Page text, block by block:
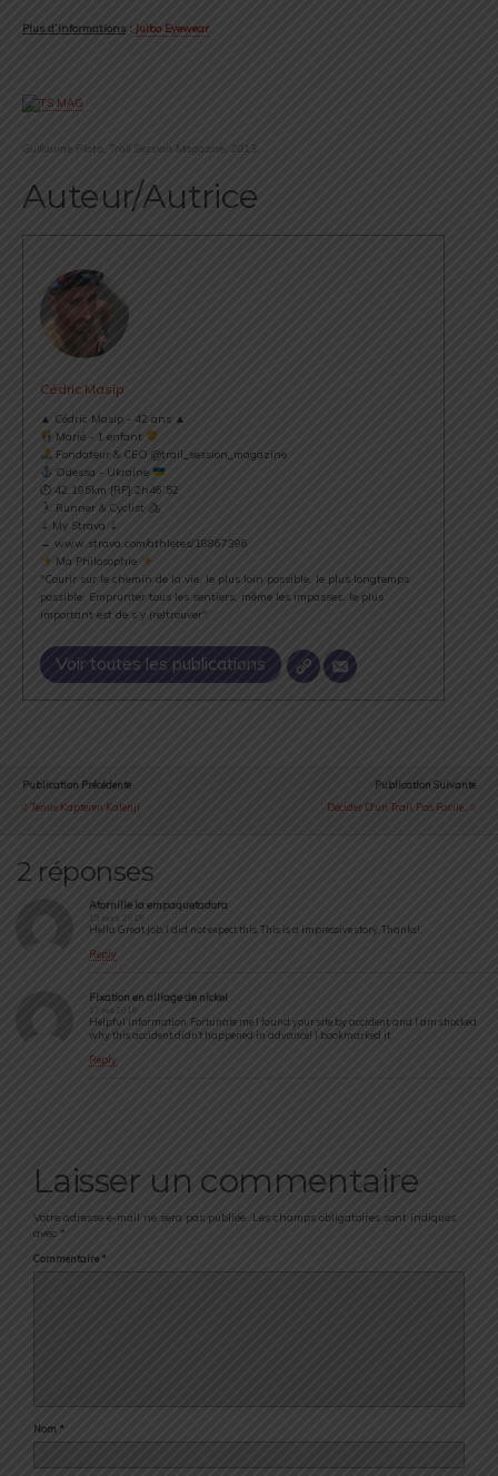
Plus d’informations : Julbo Eyewear
Guillaume Plata, Trail Session Magazine, 2013.
Auteur/Autrice
Cédric Masip
▲ Cédric Masip - 42 ans ▲
Marié - 1 enfant
Fondateur & CEO @trail_session_magazine
Odessa - Ukraine
⏱ 42.195km [RP] 2h46’52
Runner & Cyclist
⇣ My Strava ⇣
→ www.strava.com/athletes/18867396
Ma Philosophie
"Courir sur le chemin de la vie, le plus loin possible, le plus longtemps
possible. Emprunter tous les sentiers, même les impasses, le plus
important est de s’y (re)trouver".
Voir toutes les publications
Publication Précédente
Tenue Kapteren Kalenji
Publication Suivante
Décider D'un Trail, Pas Facile...
2 réponses
Atornille la empaquetadora
19 mars 2018
Hello. Great job. I did not expect this. This is a impressive story. Thanks!
Reply
Fixation en alliage de nickel
17 mai 2018
Helpful information. Fortunate me I found your site by accident, and I am shocked
why this accident didn’t happened in advance! I bookmarked it.
Reply
Laisser un commentaire
Votre adresse e-mail ne sera pas publiée. Les champs obligatoires sont indiqués
avec *
Commentaire *
Nom *